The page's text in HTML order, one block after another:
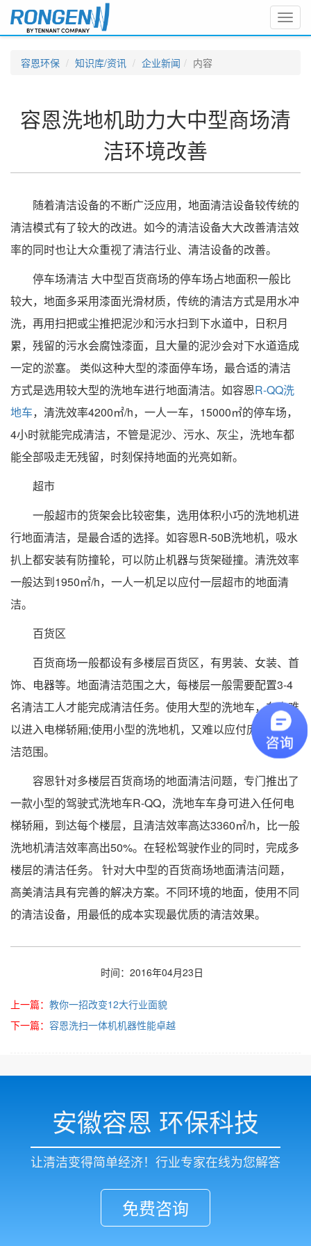
容恩环保 知识库/资讯 企业新闻 内容
容恩洗地机助力大中型商场清
洁环境改善
随着清洁设备的不断广泛应用，地面清洁设备较传统的
清洁模式有了较大的改进。如今的清洁设备大大改善清洁效
率的同时也让大众重视了清洁行业、清洁设备的改善。
停车场清洁 大中型百货商场的停车场占地面积一般比
较大，地面多采用漆面光滑材质，传统的清洁方式是用水冲
洗，再用扫把或尘推把泥沙和污水扫到下水道中，日积月
累，残留的污水会腐蚀漆面，且大量的泥沙会对下水道造成
一定的淤塞。 类似这种大型的漆面停车场，最合适的清洁
方式是选用较大型的洗地车进行地面清洁。如容恩R-QQ洗
地车，清洗效率4200㎡/h，一人一车，15000㎡的停车场，
4小时就能完成清洁，不管是泥沙、污水、灰尘，洗地车都
能全部吸走无残留，时刻保持地面的光亮如新。
超市
一般超市的货架会比较密集，选用体积小巧的洗地机进
行地面清洁，是最合适的选择。如容恩R-50B洗地机，吸水
扒上都安装有防撞轮，可以防止机器与货架碰撞。清洗效率
一般达到1950㎡/h，一人一机足以应付一层超市的地面清
洁。
百货区
百货商场一般都设有多楼层百货区，有男装、女装、首
饰、电器等。地面清洁范围之大，每楼层一般需要配置3-4
名清洁工人才能完成清洁任务。使用大型的洗地车，车身难
以进入电梯轿厢;使用小型的洗地机，又难以应付庞大的清
洁范围。
容恩针对多楼层百货商场的地面清洁问题，专门推出了
一款小型的驾驶式洗地车R-QQ，洗地车车身可进入任何电
梯轿厢，到达每个楼层，且清洁效率高达3360㎡/h，比一般
洗地机清洁效率高出50%。在轻松驾驶作业的同时，完成多
楼层的清洁任务。 针对大中型的百货商场地面清洁问题，
高美清洁具有完善的解决方案。不同环境的地面，使用不同
的清洁设备，用最低的成本实现最优质的清洁效果。
时间：2016年04月23日
上一篇： 教你一招改变12大行业面貌
下一篇： 容恩洗扫一体机机器性能卓越
安徽容恩 环保科技
让清洁变得简单经济！行业专家在线为您解答
免费咨询